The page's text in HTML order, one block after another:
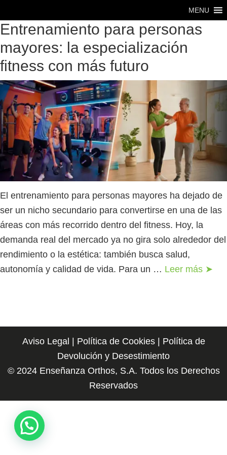
al
contenido
principal
al
pie
de
página
MENU
Entrenamiento para personas
mayores: la especialización
fitness con más futuro
El entrenamiento para personas mayores ha dejado de
ser un nicho secundario para convertirse en una de las
áreas con más recorrido dentro del fitness. Hoy, la
demanda real del mercado ya no gira solo alrededor del
rendimiento o la estética: también busca salud,
autonomía y calidad de vida. Para un … Leer más ➤
Aviso Legal | Política de Cookies| Política de
Devolución y Desestimiento
© 2024 Enseñanza Orthos, S.A. Todos los Derechos
Reservados